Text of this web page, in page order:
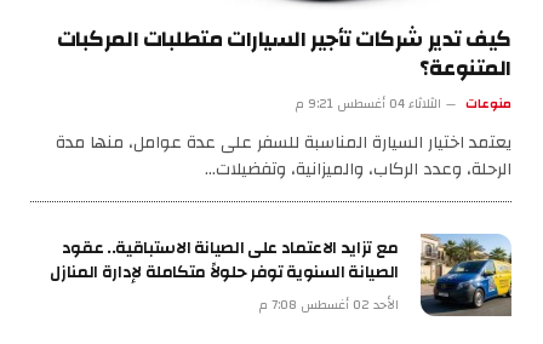
كيف تدير شركات تأجير السيارات متطلبات المركبات
المتنوعة؟
منوعات الثلاثاء 04 أغسطس 9:21 م
يعتمد اختيار السيارة المناسبة للسفر على عدة عوامل، منها مدة
الرحلة، وعدد الركاب، والميزانية، وتفضيلات…
مع تزايد الاعتماد على الصيانة الاستباقية.. عقود
الصيانة السنوية توفر حلولاً متكاملة لإدارة المنازل
الأحد 02 أغسطس 7:08 م